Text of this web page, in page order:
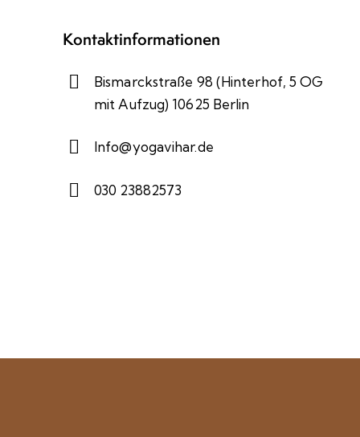
Kontaktinformationen
Bismarckstraße 98 (Hinterhof, 5 OG
mit Aufzug) 10625 Berlin
Info@yogavihar.de
030 23882573